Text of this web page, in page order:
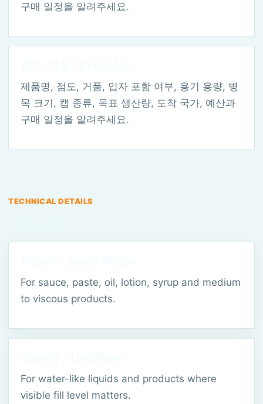
구매 일정을 알려주세요.
제품명, 점도, 거품, 입자 포함 여부, 용기 용량, 병
목 크기, 캡 종류, 목표 생산량, 도착 국가, 예산과
구매 일정을 알려주세요.
TECHNICAL DETAILS
For sauce, paste, oil, lotion, syrup and medium
to viscous products.
For water-like liquids and products where
visible fill level matters.